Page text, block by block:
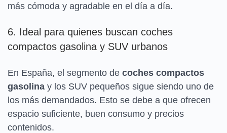
más cómoda y agradable en el día a día.
6. Ideal para quienes buscan coches
compactos gasolina y SUV urbanos
En España, el segmento de coches compactos
gasolina y los SUV pequeños sigue siendo uno de
los más demandados. Esto se debe a que ofrecen
espacio suficiente, buen consumo y precios
contenidos.